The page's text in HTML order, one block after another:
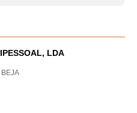
LDA
BEJA